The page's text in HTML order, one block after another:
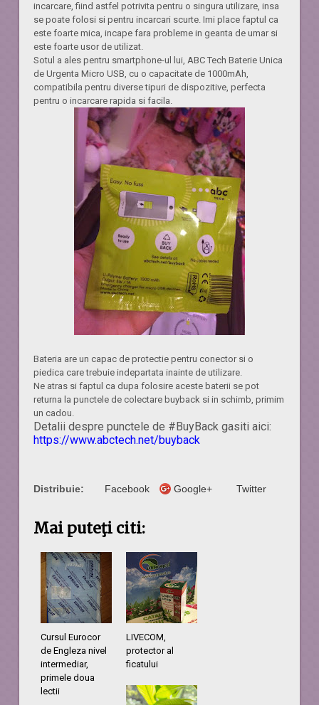
incarcare, fiind astfel potrivita pentru o singura utilizare, insa
se poate folosi si pentru incarcari scurte. Imi place faptul ca
este foarte mica, incape fara probleme in geanta de umar si
este foarte usor de utilizat.
Sotul a ales pentru smartphone-ul lui, ABC Tech Baterie Unica
de Urgenta Micro USB, cu o capacitate de 1000mAh,
compatibila pentru diverse tipuri de dispozitive, perfecta
pentru o incarcare rapida si facila.
Bateria are un capac de protectie pentru conector si o
piedica care trebuie indepartata inainte de utilizare.
Ne atras si faptul ca dupa folosire aceste baterii se pot
returna la punctele de colectare buyback si in schimb, primim
un cadou.
Detalii despre punctele de #BuyBack gasiti aici:
https://www.abctech.net/buyback
Distribuie: Facebook Google+ Twitter
Mai puteţi citi:
Cursul Eurocor
de Engleza nivel
intermediar,
primele doua
lectii
LIVECOM,
protector al
ficatului